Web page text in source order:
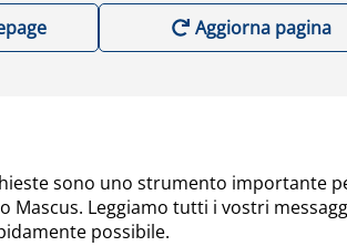
Aggiorna pagina
sono uno strumento importante
Mascus. Leggiamo tutti i vostri
possibile.